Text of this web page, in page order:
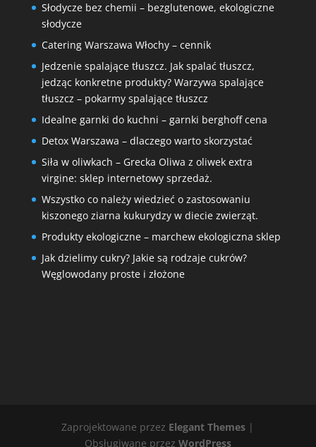
Słodycze bez chemii – bezglutenowe, ekologiczne
słodycze
Catering Warszawa Włochy – cennik
Jedzenie spalające tłuszcz. Jak spalać tłuszcz,
jedząc konkretne produkty? Warzywa spalające
tłuszcz – pokarmy spalające tłuszcz
Idealne garnki do kuchni – garnki berghoff cena
Detox Warszawa – dlaczego warto skorzystać
Siła w oliwkach – Grecka Oliwa z oliwek extra
virgine: sklep internetowy sprzedaż.
Wszystko co należy wiedzieć o zastosowaniu
kiszonego ziarna kukurydzy w diecie zwierząt.
Produkty ekologiczne – marchew ekologiczna sklep
Jak dzielimy cukry? Jakie są rodzaje cukrów?
Węglowodany proste i złożone
Zaprojektowane przez Elegant Themes |
Obsługiwane przez WordPress